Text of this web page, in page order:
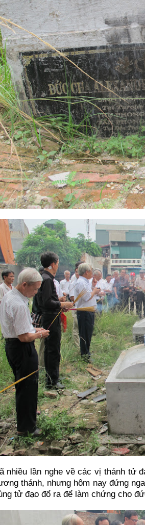
nhiều lần nghe về các vị thánh tử
thánh, nhưng hôm nay đứng
tử đạo đổ ra để làm chứng cho